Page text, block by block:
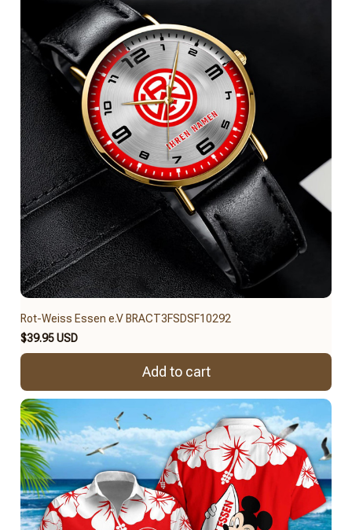
Rot-Weiss Essen e.V BRACT3FSDSF10292
$39.95 USD
Add to cart